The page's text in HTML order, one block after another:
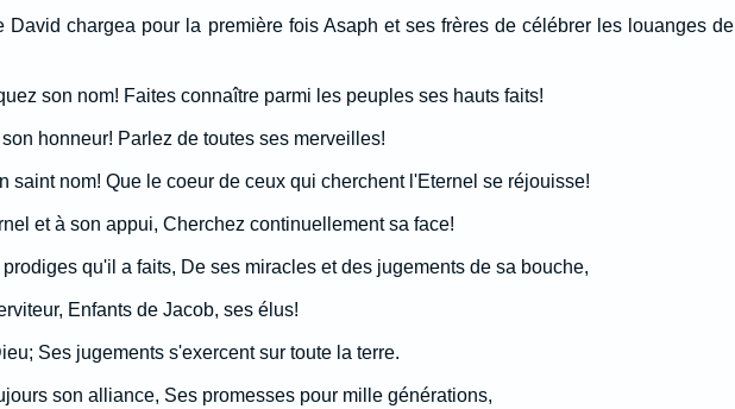
David chargea pour la première fois Asaph et ses frères de célébrer les louanges de
son nom! Faites connaître parmi les peuples ses hauts faits!
honneur! Parlez de toutes ses merveilles!
saint nom! Que le coeur de ceux qui cherchent l'Eternel se réjouisse!
et à son appui, Cherchez continuellement sa face!
qu'il a faits, De ses miracles et des jugements de sa bouche,
Enfants de Jacob, ses élus!
Ses jugements s'exercent sur toute la terre.
son alliance, Ses promesses pour mille générations,